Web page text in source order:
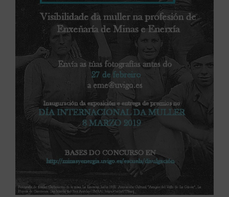
Noticias
Portal de empleo
Contacto